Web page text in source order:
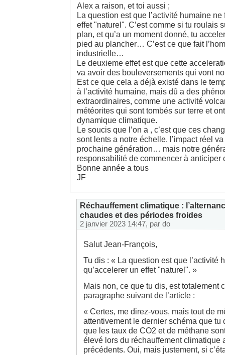
Alex a raison, et toi aussi ;
La question est que l’activité humaine ne
effet "naturel". C’est comme si tu roulais
plan, et qu’a un moment donné, tu
pied au plancher… C’est ce que fait
industrielle…
Le deuxieme effet est que cette
va avoir des bouleversements qui vont
Est ce que cela a déjà existé dans le
à l’activité humaine, mais dû a des
extraordinaires, comme une activité
météorites qui sont tombés sur terre et
dynamique climatique.
Le soucis que l’on a , c’est que ces
sont lents a notre échelle. l’impact réel
prochaine génération… mais notre
responsabilité de commencer à anticiper
Bonne année a tous
JF
Réchauffement climatique :
chaudes et des périodes froides
2 janvier 2023 14:47, par do
Salut Jean-François,
Tu dis : « La question est que l’activité
qu’accelerer un effet "naturel". »
Mais non, ce que tu dis, est totalement
paragraphe suivant de l’article :
« Certes, me direz-vous, mais tout de
attentivement le dernier schéma que tu
que les taux de CO2 et de méthane
élevé lors du réchauffement climatique
précédents. Oui, mais justement, si